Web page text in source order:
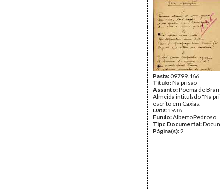
Pasta:09799.166
Título:Na prisão
Assunto:Poema de
Almeida intitulado "Na
escrito em Caxias.
Data: 1938
Fundo:Alberto Pedroso
Tipo Documental:
Página(s):2